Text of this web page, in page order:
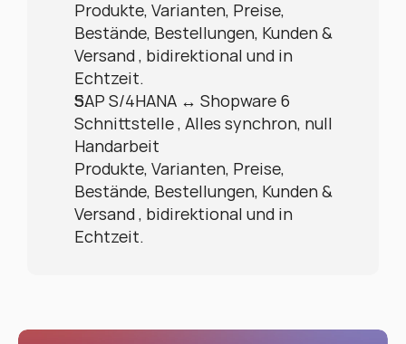
Produkte, Varianten, Preise,
Bestände, Bestellungen, Kunden &
Versand , bidirektional und in
Echtzeit.
SAP S/4HANA ↔ Shopware 6
Schnittstelle , Alles synchron, null
Handarbeit
Produkte, Varianten, Preise,
Bestände, Bestellungen, Kunden &
Versand , bidirektional und in
Echtzeit.